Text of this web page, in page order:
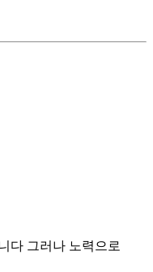
다 그러나 노력으로